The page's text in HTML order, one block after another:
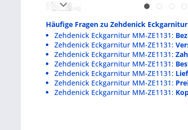
Häufige Fragen zu Zehdenick Eckgarnitur
Zehdenick Eckgarnitur MM-ZE1131:
Zehdenick Eckgarnitur MM-ZE1131:
Zehdenick Eckgarnitur MM-ZE1131:
Zehdenick Eckgarnitur MM-ZE1131:
Zehdenick Eckgarnitur MM-ZE1131:
Zehdenick Eckgarnitur MM-ZE1131:
Zehdenick Eckgarnitur MM-ZE1131: